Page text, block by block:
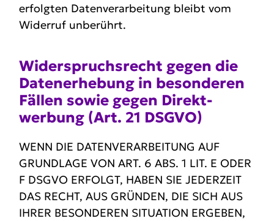
erfolgten Datenverarbeitung bleibt vom
Widerruf unberührt.
Wider­spruchs­recht gegen die
Daten­er­hebung in beson­deren
Fällen sowie gegen Direkt­
werbung (Art. 21 DSGVO)
WENN DIE DATENVERARBEITUNG AUF
GRUNDLAGE VON ART. 6 ABS. 1 LIT. E ODER
F DSGVO ERFOLGT, HABEN SIE JEDERZEIT
DAS RECHT, AUS GRÜNDEN, DIE SICH AUS
IHRER BESONDEREN SITUATION ERGEBEN,